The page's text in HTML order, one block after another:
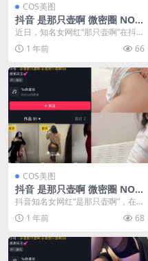
COS美图
抖音 是那只壶啊 微密圈 NO.0
11期 【78P4V】(你知道抖音
是哪个)
近日，知名女网红“那只壶啊”在抖音
和微密圈分享了她的最新一期内
容，编号为NO.0...
1 年前 66
COS美图
抖音 是那只壶啊 微密圈 NO.0
18期 【76P13V】(你知道抖音
是谁)
抖音知名女网红“是那只壶啊”，在微
密圈分享了NO.018期的精彩内容。
本期共有7...
1 年前 68